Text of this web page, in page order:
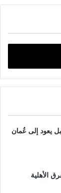
يعود إلى عُمان
الأهلية